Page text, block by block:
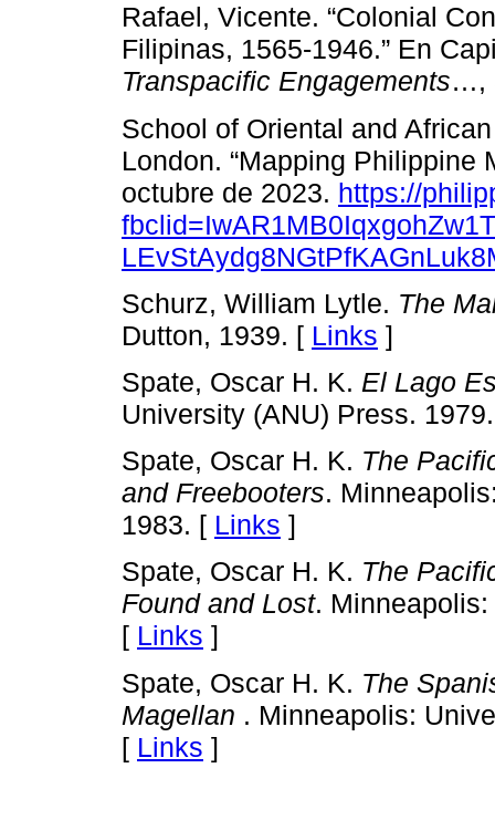
Rafael, Vicente. “Colonial
Filipinas, 1565-1946.” En
Transpacific Engagements…,
School of Oriental and
London. “Mapping Philippine
octubre de 2023. https://
Schurz, William Lytle. The
Dutton, 1939. [ Links ]
Spate, Oscar H. K. El Lago
University (ANU) Press.
Spate, Oscar H. K. The
and Freebooters.
1983. [ Links ]
Spate, Oscar H. K. The
Found and Lost.
[ Links ]
Spate, Oscar H. K. The
Magellan . Minneapolis:
[ Links ]